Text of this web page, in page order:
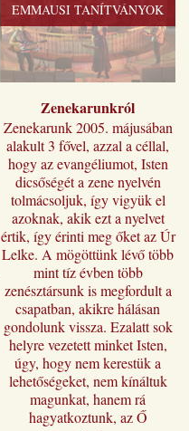
EMMAUSI TANÍTVÁNYOK
Zenekarunkról
Zenekarunk 2005. májusában
alakult 3 fővel, azzal a céllal,
hogy az evangéliumot, Isten
dicsőségét a zene nyelvén
tolmácsoljuk, így vigyük el
azoknak, akik ezt a nyelvet
értik, így érinti meg őket az Úr
Lelke. A mögöttünk lévő több
mint tíz évben több
zenésztársunk is megfordult a
csapatban, akikre hálásan
gondolunk vissza. Ezalatt sok
helyre vezetett minket Isten,
úgy, hogy nem kerestük a
lehetőségeket, nem kínáltuk
magunkat, hanem rá
hagyatkoztunk, az Ő